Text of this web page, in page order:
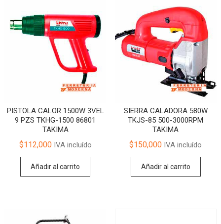
PISTOLA CALOR 1500W 3VEL
9 PZS TKHG-1500 86801
TAKIMA
$112,000IVA incluído
Añadir al carrito
SIERRA CALADORA 580W
TKJS-85 500-3000RPM
TAKIMA
$150,000 IVA incluído
Añadir al carrito